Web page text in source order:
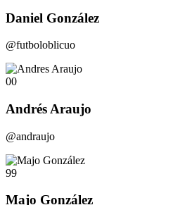
Daniel González
@futboloblicuo
00
Andrés Araujo
@andraujo
99
Majo González